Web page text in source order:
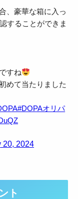
、豪華な箱に入っ
することができま
すね
めて当たりました
#DOPAオリパ
20, 2024
ト